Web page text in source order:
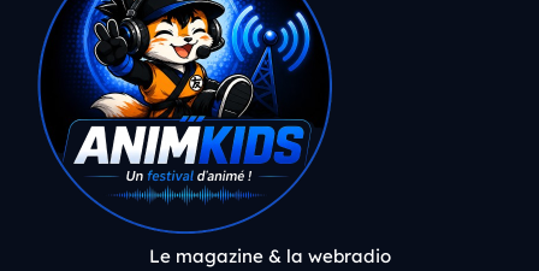
Le magazine & la webradio